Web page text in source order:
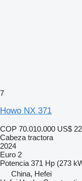
7
Howo NX 371
COP 70.010.000 US$
Cabeza tractora
2024
Euro 2
Potencia 371 Hp (273
China, Hefei